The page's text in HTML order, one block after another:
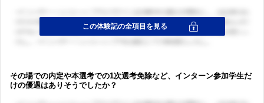
その場での内定や本選考での1次選考免除など、インターン参加学生だ
けの優遇はありそうでしたか？
ログイン・会員登録
ログイン・会員登録